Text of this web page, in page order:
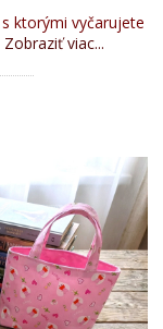
ktorými vyčarujete
Zobraziť viac...